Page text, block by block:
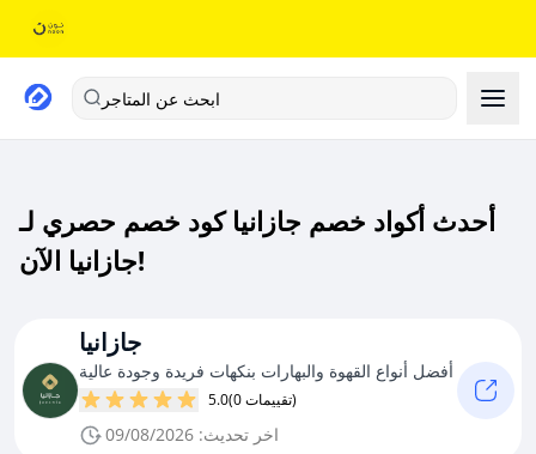
ابحث عن المتاجر
أحدث أكواد خصم جازانيا كود خصم حصري لـ
جازانيا الآن!
جازانيا
أفضل أنواع القهوة والبهارات بنكهات فريدة وجودة عالية
5.0 (0 تقييمات)
اخر تحديث: 09/08/2026